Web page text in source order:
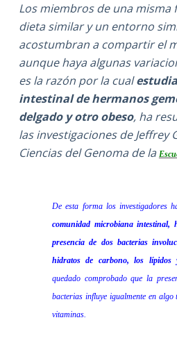
Los miembros de una
dieta similar y un entorno
acostumbran a compartir el
aunque haya algunas
es la razón por la cual
intestinal de hermanos
delgado y otro obeso, ha
las investigaciones de Jeffrey
Ciencias del Genoma de la
De esta forma los investigadores
comunidad microbiana intestinal,
presencia de dos bacterias
hidratos de carbono, los lípidos
quedado comprobado que la
bacterias influye igualmente en
vitaminas.